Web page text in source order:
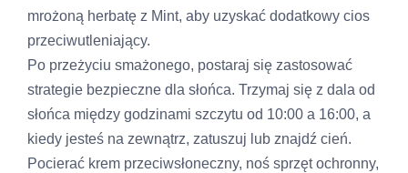
mrożoną herbatę z Mint, aby uzyskać dodatkowy cios
przeciwutleniający.
Po przeżyciu smażonego, postaraj się zastosować
strategie bezpieczne dla słońca. Trzymaj się z dala od
słońca między godzinami szczytu od 10:00 a 16:00, a
kiedy jesteś na zewnątrz, zatuszuj lub znajdź cień.
Pocierać krem ​​przeciwsłoneczny, noś sprzęt ochronny,